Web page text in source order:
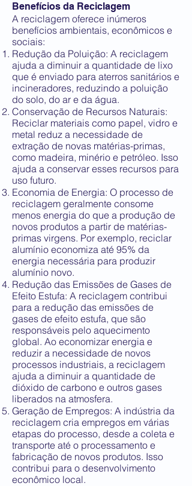
Benefícios da Reciclagem
A reciclagem oferece inúmeros
benefícios ambientais, econômicos e
sociais:
Redução da Poluição: A reciclagem
ajuda a diminuir a quantidade de lixo
que é enviado para aterros sanitários e
incineradores, reduzindo a poluição
do solo, do ar e da água.
Conservação de Recursos Naturais:
Reciclar materiais como papel, vidro e
metal reduz a necessidade de
extração de novas matérias-primas,
como madeira, minério e petróleo. Isso
ajuda a conservar esses recursos para
uso futuro.
Economia de Energia: O processo de
reciclagem geralmente consome
menos energia do que a produção de
novos produtos a partir de matérias-
primas virgens. Por exemplo, reciclar
alumínio economiza até 95% da
energia necessária para produzir
alumínio novo.
Redução das Emissões de Gases de
Efeito Estufa: A reciclagem contribui
para a redução das emissões de
gases de efeito estufa, que são
responsáveis pelo aquecimento
global. Ao economizar energia e
reduzir a necessidade de novos
processos industriais, a reciclagem
ajuda a diminuir a quantidade de
dióxido de carbono e outros gases
liberados na atmosfera.
Geração de Empregos: A indústria da
reciclagem cria empregos em várias
etapas do processo, desde a coleta e
transporte até o processamento e
fabricação de novos produtos. Isso
contribui para o desenvolvimento
econômico local.